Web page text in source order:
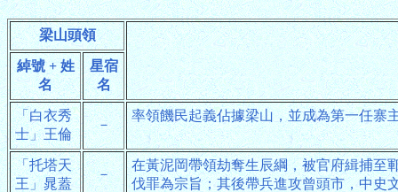
梁山頭領
綽號 + 姓
名
星宿
名
「白衣秀
士」王倫
－
率領饑民起義佔據梁山，並成為第一任寨
「托塔天
王」晁蓋
－
在黃泥岡帶領劫奪生辰綱，被官府緝捕至
伐罪為宗旨；其後帶兵進攻曾頭市，中史